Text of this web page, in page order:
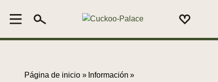
Página de inicio » Información »